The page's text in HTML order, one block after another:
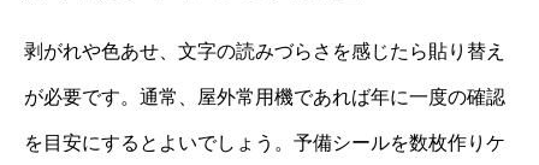
剥がれや色あせ、文字の読みづらさを感じたら貼り替え
が必要です。通常、屋外常用機であれば年に一度の確認
を目安にするとよいでしょう。予備シールを数枚作りケ